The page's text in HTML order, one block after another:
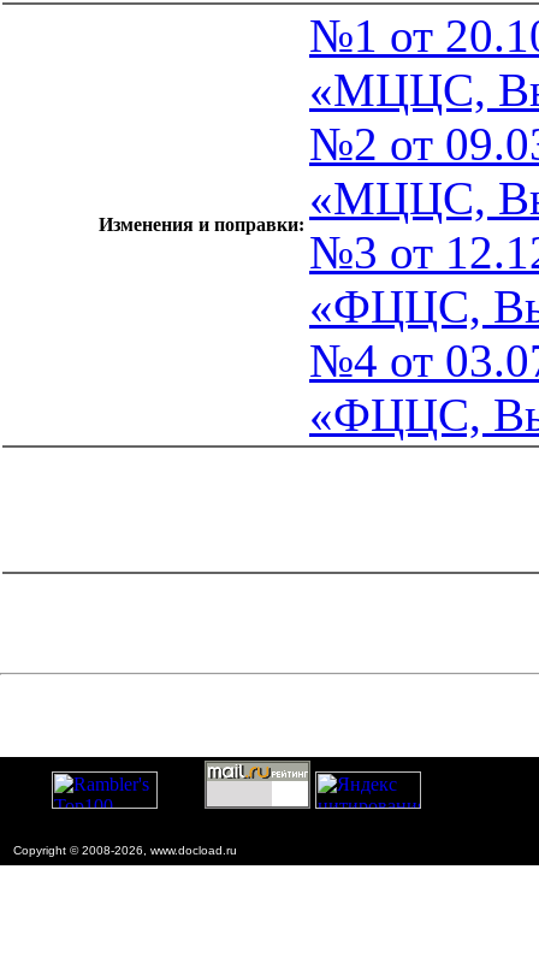
Изменения и поправки:
№1 от
«МЦЦС,
№2 от
«МЦЦС,
№3 от
«ФЦЦС,
№4 от
«ФЦЦС,
Copyright © 2008-2026, www.docload.ru